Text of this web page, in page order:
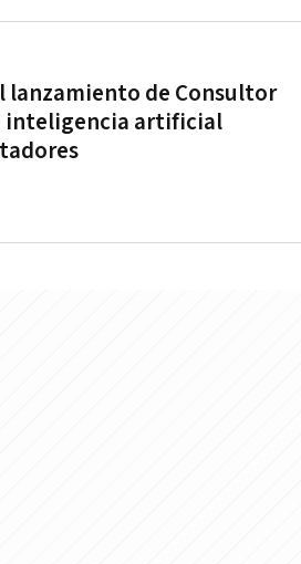
lanzamiento de Consultor
inteligencia artificial